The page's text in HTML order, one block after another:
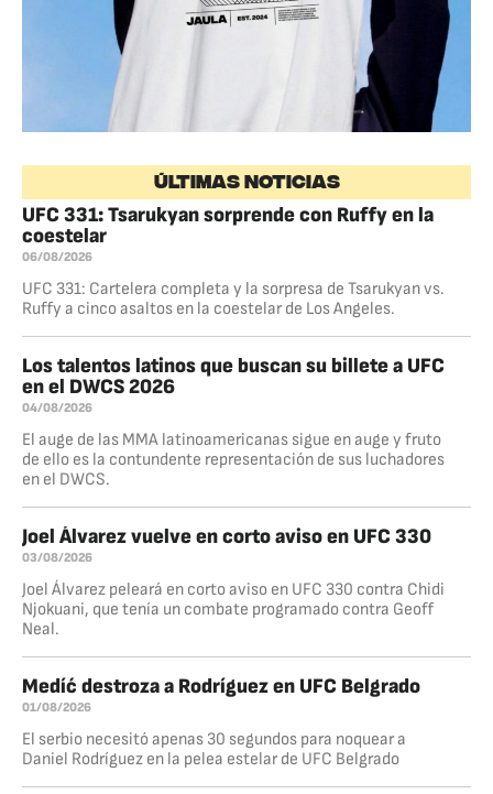
ÚLTIMAS NOTICIAS
UFC 331: Tsarukyan sorprende con Ruffy en la
coestelar
06/08/2026
UFC 331: Cartelera completa y la sorpresa de Tsarukyan vs.
Ruffy a cinco asaltos en la coestelar de Los Angeles.
Los talentos latinos que buscan su billete a UFC
en el DWCS 2026
04/08/2026
El auge de las MMA latinoamericanas sigue en auge y fruto
de ello es la contundente representación de sus luchadores
en el DWCS.
Joel Álvarez vuelve en corto aviso en UFC 330
03/08/2026
Joel Álvarez peleará en corto aviso en UFC 330 contra Chidi
Njokuani, que tenía un combate programado contra Geoff
Neal.
Medíć destroza a Rodríguez en UFC Belgrado
01/08/2026
El serbio necesitó apenas 30 segundos para noquear a
Daniel Rodríguez en la pelea estelar de UFC Belgrado